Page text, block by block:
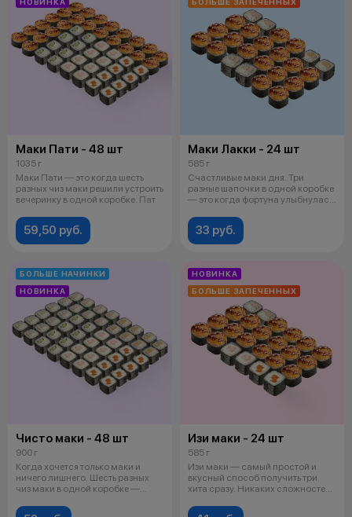
Маки Пати - 48 шт
1035 г
Маки Пати — это когда шесть
разных чиз маки решили устроить
вечеринку в одной коробке. Пат
59,50 руб.
Маки Лакки - 24 шт
585 г
Счастливые маки дня. Три
разные шапочки в одной коробке
— это когда фортуна улыбнулась
33 руб.
БОЛЬШЕ НАЧИНКИ
НОВИНКА
Чисто маки - 48 шт
900 г
Когда хочется только маки и
ничего лишнего. Шесть разных
чиз маки в одной коробке —
НОВИНКА
БОЛЬШЕ ЗАПЕЧЕННЫХ
Изи маки - 24 шт
585 г
Изи маки — самый простой и
вкусный способ получить три
хита сразу. Никаких сложностей,